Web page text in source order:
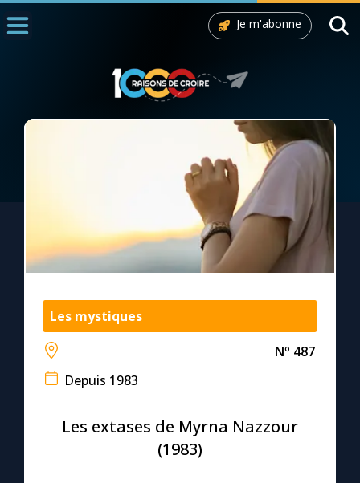
La chaîne Youtube
La newsletter
La vidéo de la semaine
Je m'abonne
Les mystiques
Nº 487
Depuis 1983
Les extases de Myrna Nazzour
(1983)